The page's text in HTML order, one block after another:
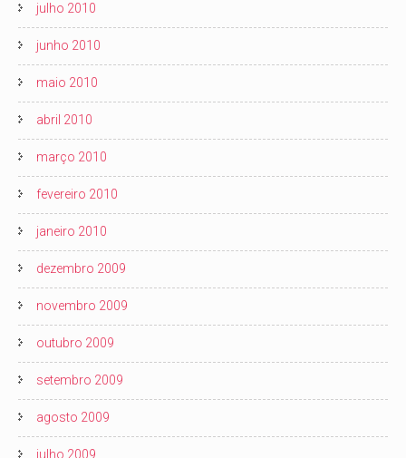
julho 2010
junho 2010
maio 2010
abril 2010
março 2010
fevereiro 2010
janeiro 2010
dezembro 2009
novembro 2009
outubro 2009
setembro 2009
agosto 2009
julho 2009